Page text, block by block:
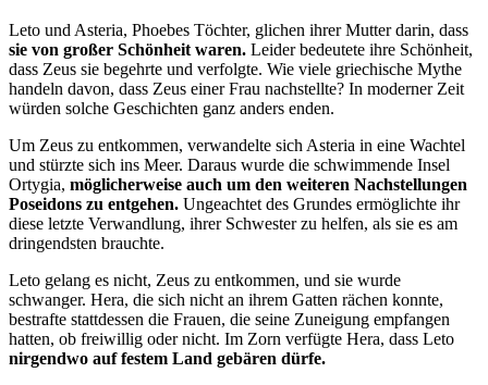
Leto und Asteria, Phoebes Töchter, glichen ihrer Mutter darin, dass
sie von großer Schönheit waren. Leider bedeutete ihre Schönheit,
dass Zeus sie begehrte und verfolgte. Wie viele griechische Mythe
handeln davon, dass Zeus einer Frau nachstellte? In moderner Zeit
würden solche Geschichten ganz anders enden.
Um Zeus zu entkommen, verwandelte sich Asteria in eine Wachtel
und stürzte sich ins Meer. Daraus wurde die schwimmende Insel
Ortygia, möglicherweise auch um den weiteren Nachstellungen
Poseidons zu entgehen. Ungeachtet des Grundes ermöglichte ihr
diese letzte Verwandlung, ihrer Schwester zu helfen, als sie es am
dringendsten brauchte.
Leto gelang es nicht, Zeus zu entkommen, und sie wurde
schwanger. Hera, die sich nicht an ihrem Gatten rächen konnte,
bestrafte stattdessen die Frauen, die seine Zuneigung empfangen
hatten, ob freiwillig oder nicht. Im Zorn verfügte Hera, dass Leto
nirgendwo auf festem Land gebären dürfe.